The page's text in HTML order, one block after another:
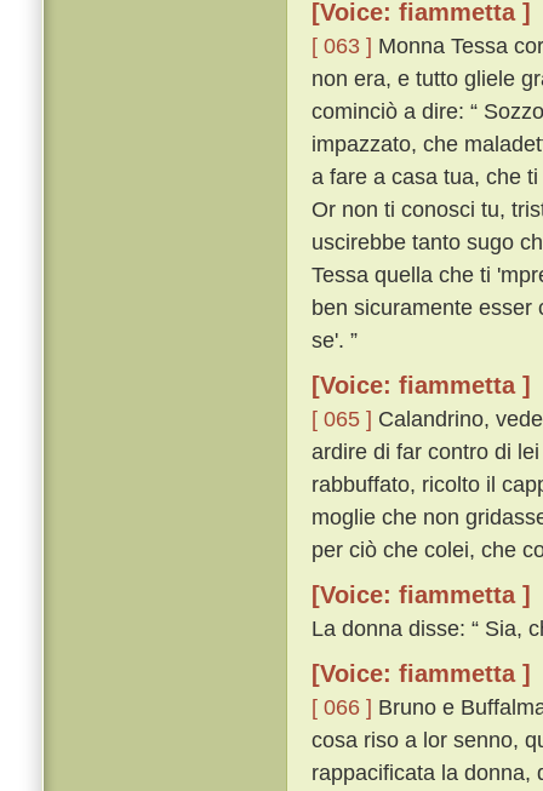
[Voice: fiammetta ]
[ 063 ] Monna Tessa
non era, e tutto gliele
cominciò a dire: “
impazzato, che
a fare a casa tua, che
Or non ti conosci tu,
uscirebbe tanto sugo
Tessa quella che ti
ben sicuramente esser
se'. ”
[Voice: fiammetta ]
[ 065 ] Calandrino,
ardire di far contro di
rabbuffato, ricolto il
moglie che non
per ciò che colei, che
[Voice: fiammetta ]
La donna disse: “ Sia,
[Voice: fiammetta ]
[ 066 ] Bruno e
cosa riso a lor senno,
rappacificata la donna,